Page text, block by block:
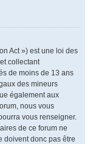
Act ») est une loi des
collectant
de moins de 13 ans
des mineurs
également aux
nous vous
vous renseigner.
de ce forum ne
doivent donc pas être